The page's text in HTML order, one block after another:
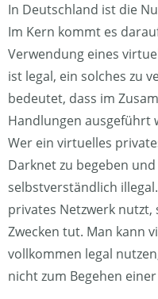
In Deutschland ist die
Im Kern kommt es
Verwendung eines
ist legal, ein solches zu
bedeutet, dass im
Handlungen ausgeführt
Wer ein virtuelles
Darknet zu begeben
selbstverständlich
privates Netzwerk nutzt,
Zwecken tut. Man kann
vollkommen legal
nicht zum Begehen